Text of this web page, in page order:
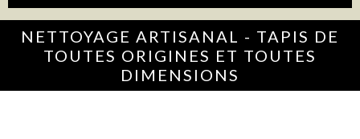
NETTOYAGE ARTISANAL - TAPIS DE
TOUTES ORIGINES ET TOUTES
DIMENSIONS